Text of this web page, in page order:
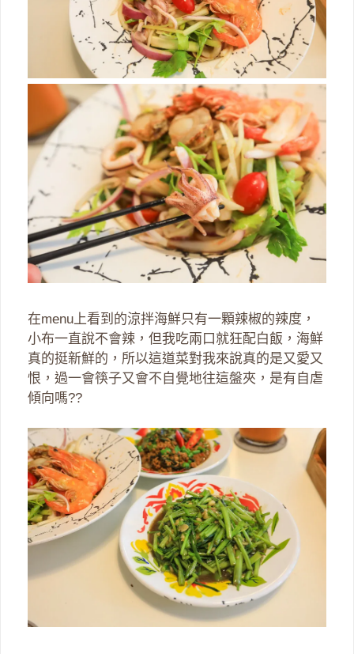
在menu上看到的涼拌海鮮只有一顆辣椒的辣度，
小布一直說不會辣，但我吃兩口就狂配白飯，海鮮
真的挺新鮮的，所以這道菜對我來說真的是又愛又
恨，過一會筷子又會不自覺地往這盤夾，是有自虐
傾向嗎??